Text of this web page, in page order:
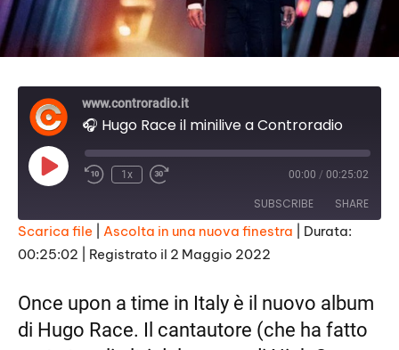
www.controradio.it
🎧 Hugo Race il minilive a Controradio
P
l
E
p
i
s
e
1x 00:00 / 00:25:02
SUBSCRIBE SHARE
SHARE
EMBED
Scarica file Ascolta in una nuova finestra
Durata:
00:25:02
Registrato il 2 Maggio 2022
Once upon a time in Italy è il nuovo album
di Hugo Race. Il cantautore (che ha fatto